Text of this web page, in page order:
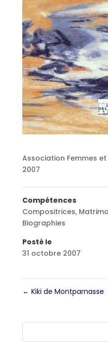
Association Femmes et
2007
Compétences
Compositrices,
Biographies
Posté le
31 octobre 2007
← Kiki de Montparnasse